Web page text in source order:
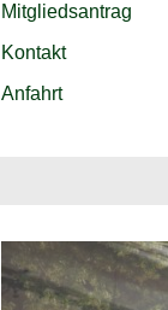
Mitgliedsantrag
Kontakt
Anfahrt